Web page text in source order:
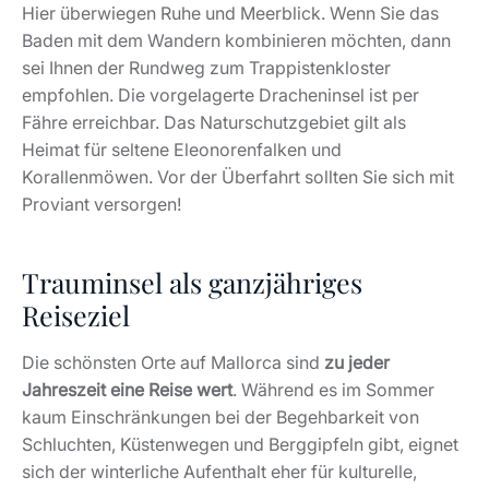
Hier überwiegen Ruhe und Meerblick. Wenn Sie das
Baden mit dem Wandern kombinieren möchten, dann
sei Ihnen der Rundweg zum Trappistenkloster
empfohlen. Die vorgelagerte Dracheninsel ist per
Fähre erreichbar. Das Naturschutzgebiet gilt als
Heimat für seltene Eleonorenfalken und
Korallenmöwen. Vor der Überfahrt sollten Sie sich mit
Proviant versorgen!
Trauminsel als ganzjähriges
Reiseziel
Die schönsten Orte auf Mallorca sind zu jeder
Jahreszeit eine Reise wert. Während es im Sommer
kaum Einschränkungen bei der Begehbarkeit von
Schluchten, Küstenwegen und Berggipfeln gibt, eignet
sich der winterliche Aufenthalt eher für kulturelle,